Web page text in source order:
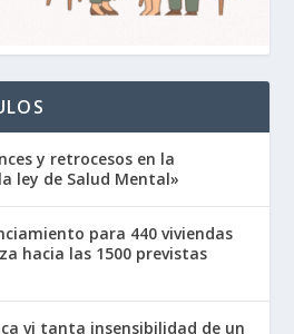
y retrocesos en la
ley de Salud Mental»
para 440 viviendas
hacia las 1500 previstas
vi tanta insensibilidad de un